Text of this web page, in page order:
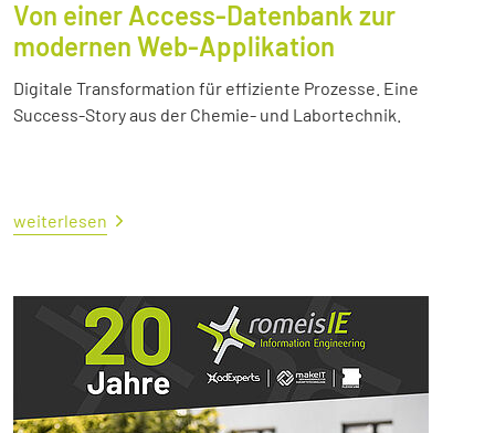
Von einer Access-Datenbank zur
modernen Web-Applikation
Digitale Transformation für effiziente Prozesse. Eine
Success-Story aus der Chemie- und Labortechnik.
weiterlesen